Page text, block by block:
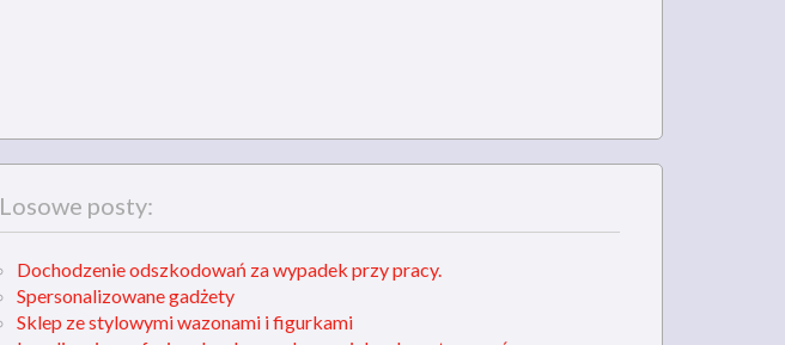
Losowe posty:
Dochodzenie odszkodowań za wypadek przy pracy.
Spersonalizowane gadżety
Sklep ze stylowymi wazonami i figurkami